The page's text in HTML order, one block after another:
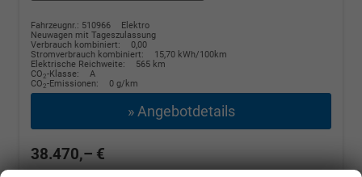
Fahrzeugnr.: 510966
Elektro
Neuwagen mit Tageszulassung
Verbrauch kombiniert:
0,00
Stromverbrauch kombiniert:
15,70 kWh/100km
Elektrische Reichweite:
565 km
CO2-Klasse:
A
CO2-Emissionen: 0 g/km
» Angebotdetails
38.470,– €